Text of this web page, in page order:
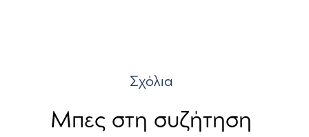
Σχόλια
Μπες στη συζήτηση